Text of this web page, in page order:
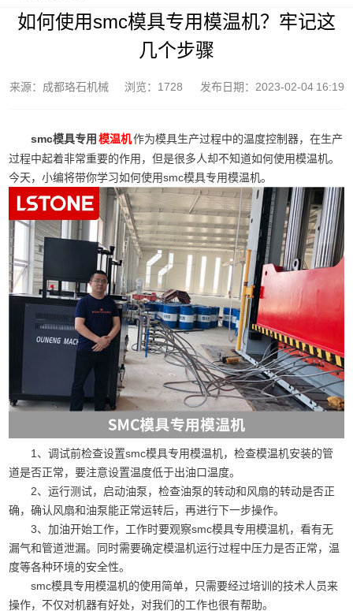
如何使用smc模具专用模温机？牢记这
几个步骤
来源：成都珞石机械 浏览：1728 发布日期：2023-02-04 16:19
smc模具专用 模温机作为模具生产过程中的温度控制器，在生产
过程中起着非常重要的作用，但是很多人却不知道如何使用模温机。
今天，小编将带你学习如何使用smc模具专用模温机。
1、调试前检查设置smc模具专用模温机，检查模温机安装的管
道是否正常，要注意设置温度低于出油口温度。
2、运行测试，启动油泵，检查油泵的转动和风扇的转动是否正
确，确认风扇和油泵能正常运转后，再进行下一步操作。
3、加油开始工作，工作时要观察smc模具专用模温机，看有无
漏气和管道泄漏。同时需要确定模温机运行过程中压力是否正常，温
度等各种环境的安全性。
smc模具专用模温机的使用简单，只需要经过培训的技术人员来
操作，不仅对机器有好处，对我们的工作也很有帮助。